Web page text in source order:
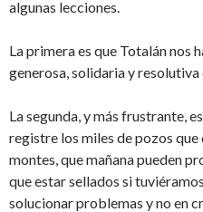
algunas lecciones.
La primera es que Totalán nos
generosa, solidaria y resolutiva
La segunda, y más frustrante,
registre los miles de pozos
montes, que mañana pueden
que estar sellados si
solucionar problemas y no en